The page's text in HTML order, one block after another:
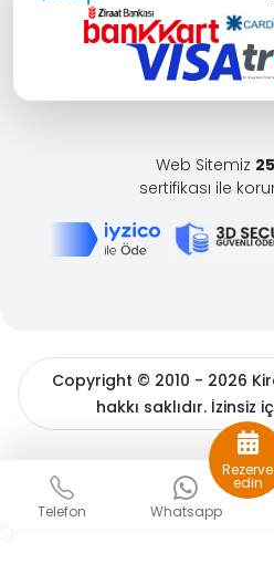
Web Sitemiz
sertifikası ile
Copyright © 2010 - 2026
hakkı saklıdır. İzinsiz
Telefon Whatsapp
Rezerve
edin
Sizlere daha iyi bir hizmet
kullanıyoruz. Detaylı bilgiler için
Verilerin Korunmasıhakkında